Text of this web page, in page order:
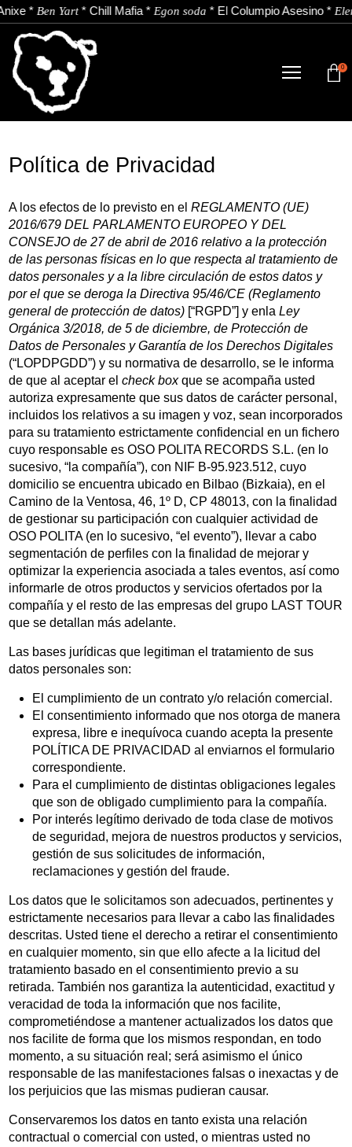
*Ben Yart*Chill Mafia*Egon soda *El Columpio Asesino*Elena
TIENDA
ARTISTAS
NOTICIAS
CONTACTO
Instagram Youtube Spotify
EU ES
Aviso Legal Política de Cookies Política de Privacidad
0
Política de Privacidad
A los efectos de lo previsto en elREGLAMENTO (UE)
2016/679 DEL PARLAMENTO EUROPEO Y DEL
CONSEJO de 27 de abril de 2016 relativo a la protección
de las personas físicas en lo que respecta al tratamiento de
datos personales y a la libre circulación de estos datos y
por el que se deroga la Directiva 95/46/CE (Reglamento
general de protección de datos) [“RGPD”] y enlaLey
Orgánica 3/2018, de 5 de diciembre, de Protección de
Datos de Personales y Garantía de los Derechos Digitales
(“LOPDPGDD”) y su normativa de desarrollo, se le informa
de que al aceptar elcheck boxque se acompaña usted
autoriza expresamente que sus datos de carácter personal,
incluidos los relativos a su imagen y voz, sean incorporados
para su tratamiento estrictamente confidencial en un fichero
cuyo responsable es OSO POLITA RECORDS S.L. (en lo
sucesivo, “la compañía”), con NIF B-95.923.512, cuyo
domicilio se encuentra ubicado en Bilbao (Bizkaia), en el
Camino de la Ventosa, 46, 1º D, CP 48013, con la finalidad
de gestionar su participación con cualquier actividad de
OSO POLITA (en lo sucesivo, “el evento”), llevar a cabo
segmentación de perfiles con la finalidad de mejorar y
optimizar la experiencia asociada a tales eventos, así como
informarle de otros productos y servicios ofertados por la
compañía y el resto de las empresas del grupo LAST TOUR
que se detallan más adelante.
Las bases jurídicas que legitiman el tratamiento de sus
datos personales son:
El cumplimiento de un contrato y/o relación comercial.
El consentimiento informado que nos otorga de manera
expresa, libre e inequívoca cuando acepta la presente
POLÍTICA DE PRIVACIDAD al enviarnos el formulario
correspondiente.
Para el cumplimiento de distintas obligaciones legales
que son de obligado cumplimiento para la compañía.
Por interés legítimo derivado de toda clase de motivos
de seguridad, mejora de nuestros productos y servicios,
gestión de sus solicitudes de información,
reclamaciones y gestión del fraude.
Los datos que le solicitamos son adecuados, pertinentes y
estrictamente necesarios para llevar a cabo las finalidades
descritas. Usted tiene el derecho a retirar el consentimiento
en cualquier momento, sin que ello afecte a la licitud del
tratamiento basado en el consentimiento previo a su
retirada. También nos garantiza la autenticidad, exactitud y
veracidad de toda la información que nos facilite,
comprometiéndose a mantener actualizados los datos que
nos facilite de forma que los mismos respondan, en todo
momento, a su situación real; será asimismo el único
responsable de las manifestaciones falsas o inexactas y de
los perjuicios que las mismas pudieran causar.
Conservaremos los datos en tanto exista una relación
contractual o comercial con usted, o mientras usted no